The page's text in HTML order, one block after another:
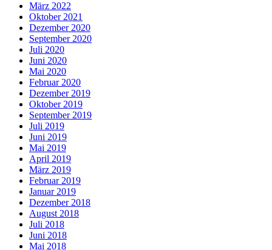
März 2022
Oktober 2021
Dezember 2020
September 2020
Juli 2020
Juni 2020
Mai 2020
Februar 2020
Dezember 2019
Oktober 2019
September 2019
Juli 2019
Juni 2019
Mai 2019
April 2019
März 2019
Februar 2019
Januar 2019
Dezember 2018
August 2018
Juli 2018
Juni 2018
Mai 2018